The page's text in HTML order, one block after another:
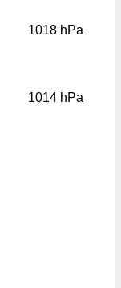
1018 hPa
1014 hPa